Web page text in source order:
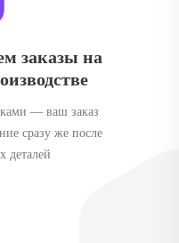
заказы на
— ваш заказ
сразу же после
деталей